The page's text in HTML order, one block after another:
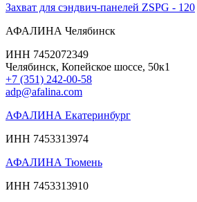
Захват для сэндвич-панелей ZSPG - 120
АФАЛИНА Челябинск
ИНН 7452072349
Челябинск, Копейское шоссе, 50к1
+7 (351) 242-00-58
adp@afalina.com
АФАЛИНА Екатеринбург
ИНН 7453313974
АФАЛИНА Тюмень
ИНН 7453313910